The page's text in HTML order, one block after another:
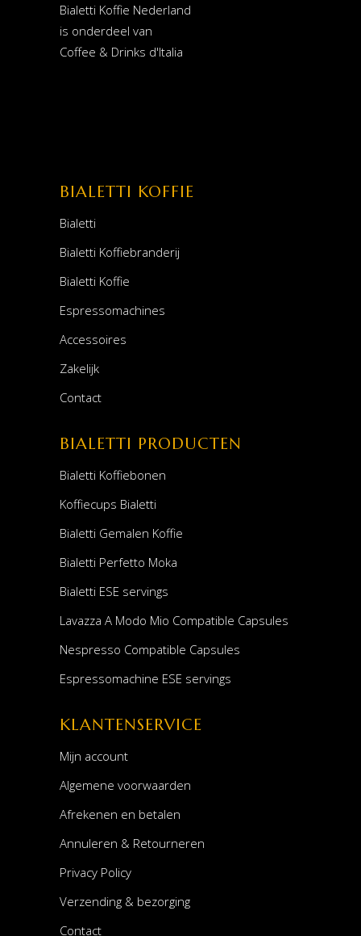
Bialetti Koffie Nederland
is onderdeel van
Coffee & Drinks d'Italia
BIALETTI KOFFIE
Bialetti
Bialetti Koffiebranderij
Bialetti Koffie
Espressomachines
Accessoires
Zakelijk
Contact
BIALETTI PRODUCTEN
Bialetti Koffiebonen
Koffiecups Bialetti
Bialetti Gemalen Koffie
Bialetti Perfetto Moka
Bialetti ESE servings
Lavazza A Modo Mio Compatible Capsules
Nespresso Compatible Capsules
Espressomachine ESE servings
KLANTENSERVICE
Mijn account
Algemene voorwaarden
Afrekenen en betalen
Annuleren & Retourneren
Privacy Policy
Verzending & bezorging
Contact